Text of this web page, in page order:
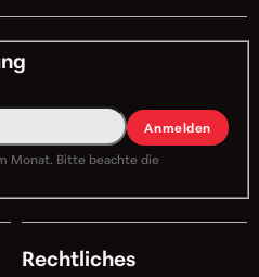
Anmelden
Monat. Bitte beachte die
Rechtliches